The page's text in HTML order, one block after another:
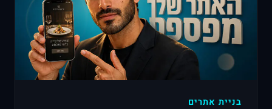
בניית אתרים